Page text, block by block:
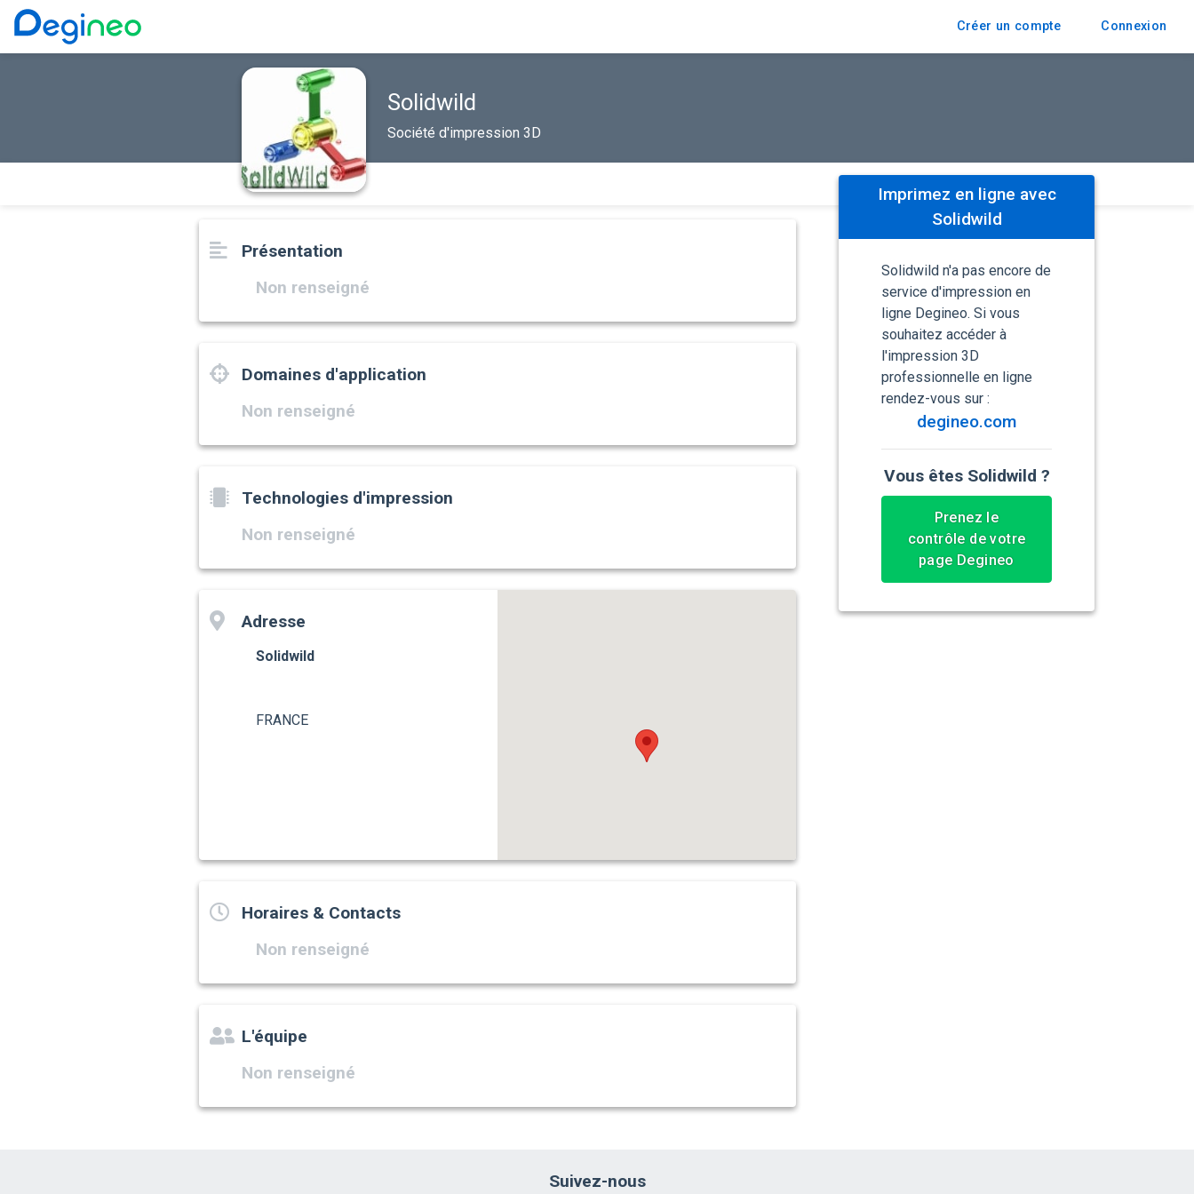
Créer un compte Connexion
Solidwild
Société d'impression 3D
Présentation
Non renseigné
Domaines d'application
Non renseigné
Technologies d'impression
Non renseigné
Adresse
Solidwild
FRANCE
Horaires & Contacts
Non renseigné
L'équipe
Non renseigné
Imprimez en ligne avec
Solidwild
Solidwild n'a pas encore de
service d'impression en
ligne Degineo. Si vous
souhaitez accéder à
l'impression 3D
professionnelle en ligne
rendez-vous sur :
degineo.com
Vous êtes Solidwild ?
Prenez le
contrôle de votre
page Degineo
Suivez-nous